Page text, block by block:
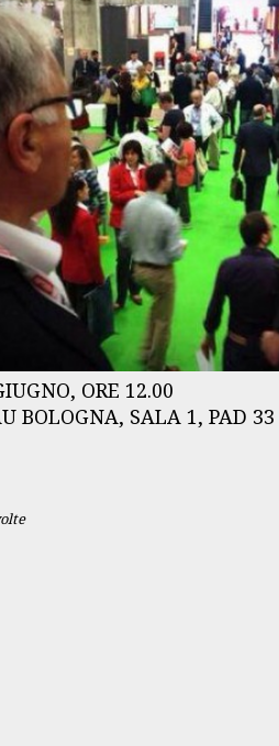
ORE 12.00
BOLOGNA, SALA 1, PAD 33